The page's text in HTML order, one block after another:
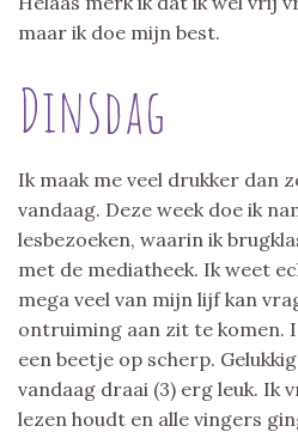
maar ik doe mijn best.
Dinsdag
Ik maak me veel drukker dan
vandaag. Deze week doe ik
lesbezoeken, waarin ik
met de mediatheek. Ik weet
mega veel van mijn lijf kan
ontruiming aan zit te komen.
een beetje op scherp.
vandaag draai (3) erg leuk. Ik
lezen houdt en alle vingers